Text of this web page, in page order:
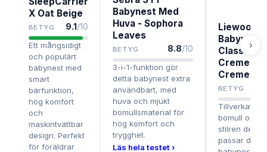
X Oat Beige
BETYG 9.1/10
Ett mångsidigt
och populärt
babynest med
smart
bärfunktion,
hög komfort
och
maskintvättbar
design. Perfekt
för föräldrar
Babynest Med
Huva - Sophora
Leaves
BETYG 8.8/10
3-i-1-funktion gör
detta babynest extra
användbart, med
huva och mjukt
bomullsmaterial för
hög komfort och
trygghet.
Läs hela testet ›
Liewood
Babynest
Classic
Creme De
Creme
BETYG
Tillverkat i
bomull och
stilren
passar detta
›